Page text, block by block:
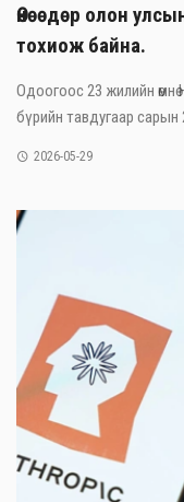
Өнөөдөр олон
тохиож байна.
Одоогоос 23 жилийн
бүрийн тавдугаар сарын
2026-05-29